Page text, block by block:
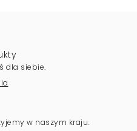
dla siebie.
w naszym kraju.